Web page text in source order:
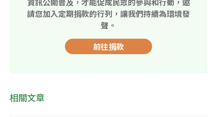
請您加入定期捐款的行列，讓我們持續為環境發
聲。
前往捐款
相關文章